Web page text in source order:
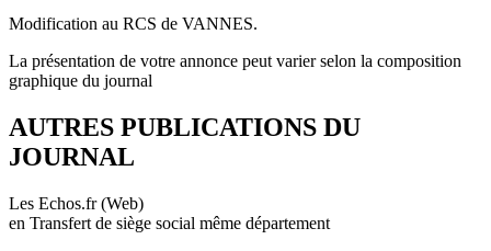
Modification au RCS de VANNES.
La présentation de votre annonce peut varier selon la composition
graphique du journal
AUTRES PUBLICATIONS DU
JOURNAL
Les Echos.fr (Web)
en Transfert de siège social même département